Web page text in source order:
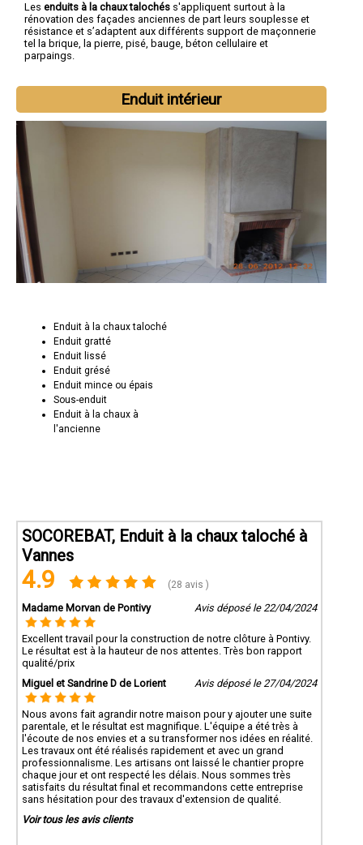
Les enduits à la chaux talochés s'appliquent surtout à la
rénovation des façades anciennes de part leurs souplesse et
résistance et s’adaptent aux différents support de maçonnerie
tel la brique, la pierre, pisé, bauge, béton cellulaire et
parpaings.
Enduit intérieur
Enduit à la chaux taloché
Enduit gratté
Enduit lissé
Enduit grésé
Enduit mince ou épais
Sous-enduit
Enduit à la chaux à
l'ancienne
SOCOREBAT, Enduit à la chaux taloché à
Vannes
4.9 (28 avis )
Madame Morvan de Pontivy Avis déposé le 22/04/2024
Excellent travail pour la construction de notre clôture à Pontivy.
Le résultat est à la hauteur de nos attentes. Très bon rapport
qualité/prix
Miguel et Sandrine D de Lorient
Avis déposé le 27/04/2024
Nous avons fait agrandir notre maison pour y ajouter une suite
parentale, et le résultat est magnifique. L'équipe a été très à
l'écoute de nos envies et a su transformer nos idées en réalité.
Les travaux ont été réalisés rapidement et avec un grand
professionnalisme. Les artisans ont laissé le chantier propre
chaque jour et ont respecté les délais. Nous sommes très
satisfaits du résultat final et recommandons cette entreprise
sans hésitation pour des travaux d'extension de qualité.
Voir tous les avis clients